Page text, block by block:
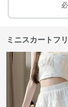
ミニスカートフ